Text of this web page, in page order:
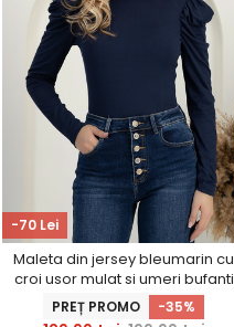
-70 Lei
Maleta din jersey bleumarin cu
croi usor mulat si umeri bufanti
- StarShinerS
PREȚ PROMO -35%